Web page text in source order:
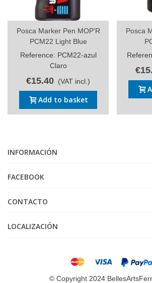
Posca Marker Pen MOP'R
PCM22 Light Blue
Reference: PCM22-azul
Claro
€15.40 (VAT incl.)
Add to basket
Posca
INFORMACIÓN
FACEBOOK
CONTACTO
LOCALIZACIÓN
© Copyright 2024